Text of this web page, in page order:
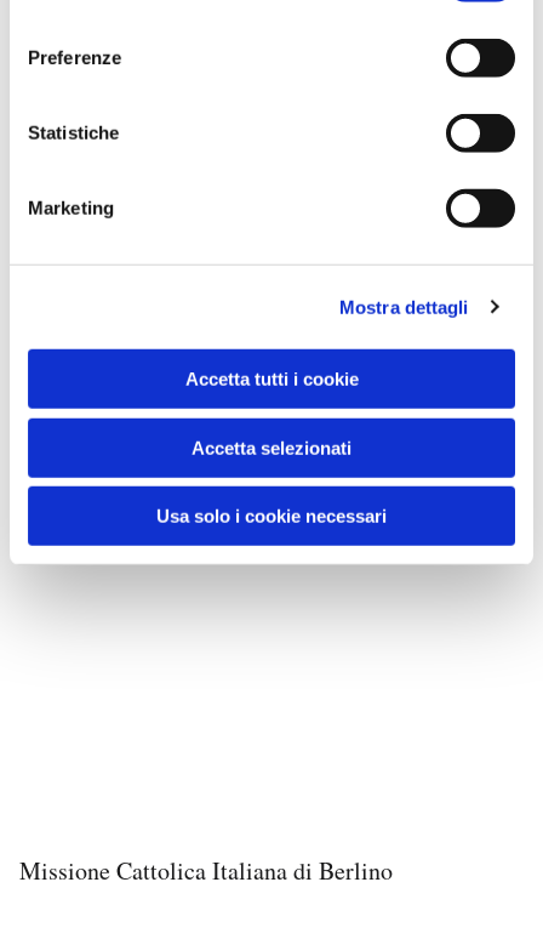
Preferenze
Statistiche
Marketing
Mostra dettagli
Accetta tutti i cookie
Accetta selezionati
Usa solo i cookie necessari
Missione Cattolica Italiana di Berlino